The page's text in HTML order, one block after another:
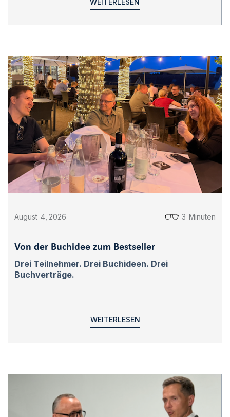
WEITERLESEN
August 4 2026 3 Minuten
Von der Buchidee zum Bestseller
Drei Teilnehmer. Drei Buchideen. Drei
Buchverträge.
WEITERLESEN